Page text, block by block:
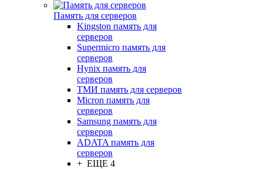
Память для серверов
Kingston память для
серверов
Supermicro память для
серверов
Hynix память для
серверов
ТМИ память для серверов
Micron память для
серверов
Samsung память для
серверов
ADATA память для
серверов
+ ЕЩЕ 4